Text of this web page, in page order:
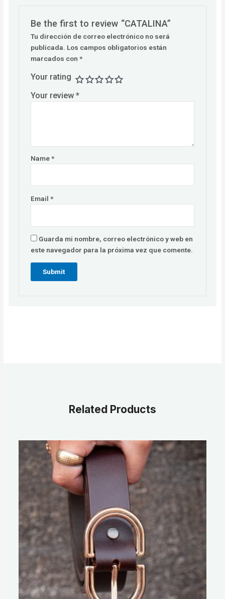
Be the first to review “CATALINA”
Tu dirección de correo electrónico no será
publicada. Los campos obligatorios están
marcados con*
Your rating
Your review*
Name*
Email*
Guarda mi nombre, correo electrónico y web en
este navegador para la próxima vez que comente.
Related Products